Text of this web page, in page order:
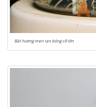
Bát hương men rạn bóng cỡ lớn